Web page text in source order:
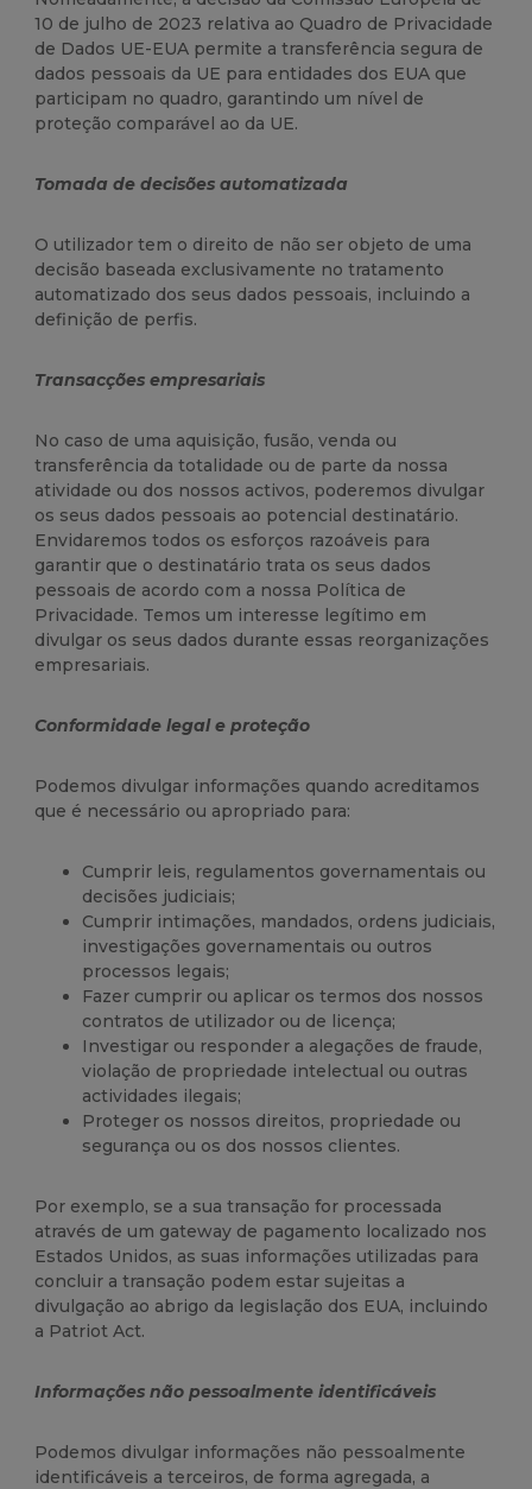
10 de julho de 2023 relativa ao Quadro de Privacidade
de Dados UE-EUA permite a transferência segura de
dados pessoais da UE para entidades dos EUA que
participam no quadro, garantindo um nível de
proteção comparável ao da UE.
Tomada de decisões automatizada
O utilizador tem o direito de não ser objeto de uma
decisão baseada exclusivamente no tratamento
automatizado dos seus dados pessoais, incluindo a
definição de perfis.
Transacções empresariais
No caso de uma aquisição, fusão, venda ou
transferência da totalidade ou de parte da nossa
atividade ou dos nossos activos, poderemos divulgar
os seus dados pessoais ao potencial destinatário.
Envidaremos todos os esforços razoáveis para
garantir que o destinatário trata os seus dados
pessoais de acordo com a nossa Política de
Privacidade. Temos um interesse legítimo em
divulgar os seus dados durante essas reorganizações
empresariais.
Conformidade legal e proteção
Podemos divulgar informações quando acreditamos
que é necessário ou apropriado para:
Cumprir leis, regulamentos governamentais ou
decisões judiciais;
Cumprir intimações, mandados, ordens judiciais,
investigações governamentais ou outros
processos legais;
Fazer cumprir ou aplicar os termos dos nossos
contratos de utilizador ou de licença;
Investigar ou responder a alegações de fraude,
violação de propriedade intelectual ou outras
actividades ilegais;
Proteger os nossos direitos, propriedade ou
segurança ou os dos nossos clientes.
Por exemplo, se a sua transação for processada
através de um gateway de pagamento localizado nos
Estados Unidos, as suas informações utilizadas para
concluir a transação podem estar sujeitas a
divulgação ao abrigo da legislação dos EUA, incluindo
a Patriot Act.
Informações não pessoalmente identificáveis
Podemos divulgar informações não pessoalmente
identificáveis a terceiros, de forma agregada, a